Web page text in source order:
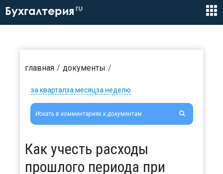
Бухгалтерия ru
главная документы
за кварталза месяцза неделю
Как учесть расходы
прошлого периода при